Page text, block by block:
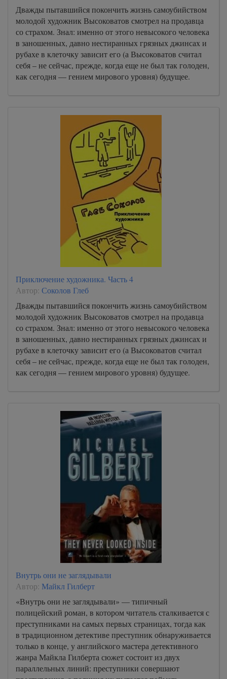
Дважды пытавшийся покончить жизнь самоубийством
молодой художник Высоковатов смотрел на продавца
со страхом. Знал: именно от этого невысокого человека
в заношенных, давно нестиранных грязных джинсах и
рубахе в клеточку зависит его (а Высоковатов считал
себя – не сейчас, прежде, когда еще не был так голоден,
как сегодня — гением мирового уровня) будущее.
Приключение художника. Часть 4
Автор: Соколов Глеб
Дважды пытавшийся покончить жизнь самоубийством
молодой художник Высоковатов смотрел на продавца
со страхом. Знал: именно от этого невысокого человека
в заношенных, давно нестиранных грязных джинсах и
рубахе в клеточку зависит его (а Высоковатов считал
себя – не сейчас, прежде, когда еще не был так голоден,
как сегодня — гением мирового уровня) будущее.
Внутрь они не заглядывали
Автор: Майкл Гилберт
«Внутрь они не заглядывали» — типичный
полицейский роман, в котором читатель сталкивается с
преступниками на самых первых страницах, тогда как
в традиционном детективе преступник обнаруживается
только в конце, у английского мастера детективного
жанра Майкла Гилберта сюжет состоит из двух
параллельных линий: преступники совершают